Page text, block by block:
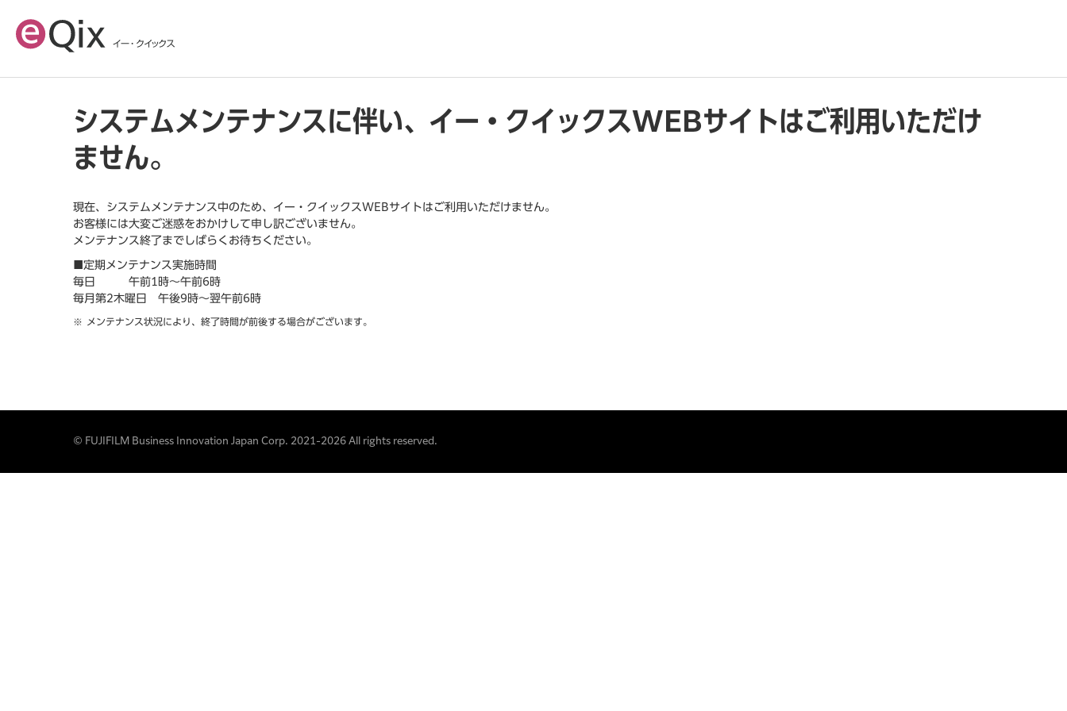
システムメンテナンスに伴い、イー・クイックスWEBサイトはご利用いただけ
ません。
現在、システムメンテナンス中のため、イー・クイックスWEBサイトはご利用いただけません。
お客様には大変ご迷惑をおかけして申し訳ございません。
メンテナンス終了までしばらくお待ちください。
■定期メンテナンス実施時間
毎日 午前1時～午前6時
毎月第2木曜日 午後9時～翌午前6時
メンテナンス状況により、終了時間が前後する場合がございます。
© FUJIFILM Business Innovation Japan Corp. 2021-2026 All rights reserved.